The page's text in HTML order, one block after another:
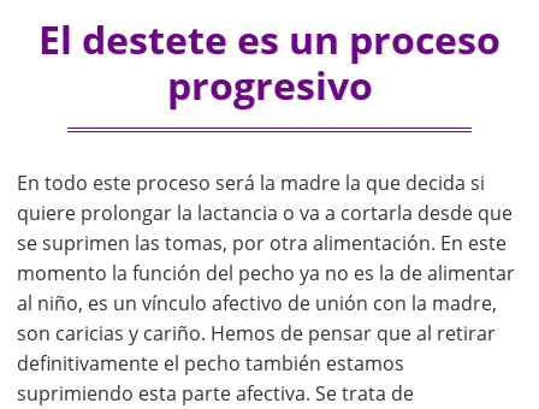
El destete es un proceso
progresivo
En todo este proceso será la madre la que decida si
quiere prolongar la lactancia o va a cortarla desde que
se suprimen las tomas, por otra alimentación. En este
momento la función del pecho ya no es la de alimentar
al niño, es un vínculo afectivo de unión con la madre,
son caricias y cariño. Hemos de pensar que al retirar
definitivamente el pecho también estamos
suprimiendo esta parte afectiva. Se trata de